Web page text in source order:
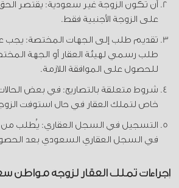
أن تكون الزوجة غير سعودية: يقتصر
على الزوجة الأجنبية فقط.
تقديم طلب إلى الجهات المختصة: يجب
طلب رسمي لهيئة العقار أو الجهة
للحصول على الموافقة اللازمة.
شروط متعلقة بالتصاريح: في بعض
خاص لتملك العقار في حال استوفت
التسجيل في السجل العقاري: يُطلب من
في السجل العقاري السعودي بعد
إجراءات تملك العقار لزوجة مواطن